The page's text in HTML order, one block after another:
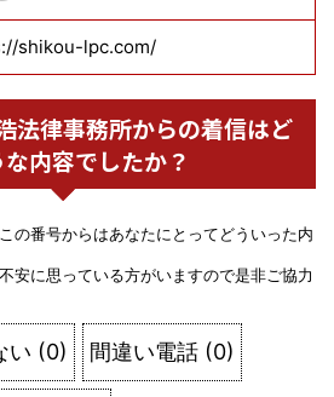
shikou-lpc.com/
法律事務所からの着信はど
内容でしたか？
の番号からはあなたにとってどういった内
安に思っている方がいますので是非ご協力
い (0) 間違い電話 (0)